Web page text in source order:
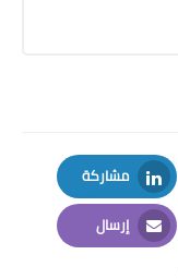
مشاركة
LinkedIn
إرسال
Email